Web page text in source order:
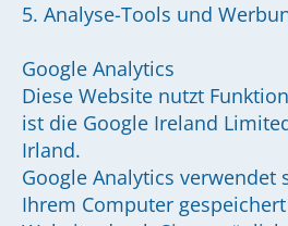
5. Analyse-Tools und
Google Analytics
Diese Website nutzt
ist die Google Ireland
Irland.
Google Analytics verwendet
Ihrem Computer